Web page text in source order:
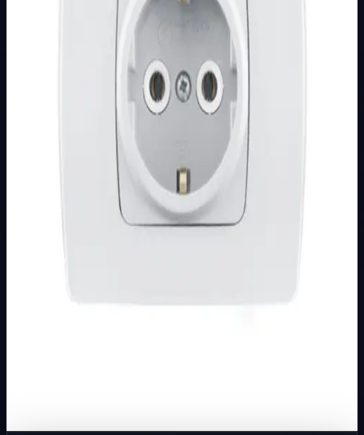
Prezentacijski prikaz bez cijena, košarice, zaliha i
Kratak pregled
Broj artikla: 17.01.051 Ugradnja: Ugradnja u zid u montažnu
kutiju O60 mm Nazivne vrijednosti: 16A/250V Stupanj
zaštite: IP20 Dimenzije: 88&…
Dostupno za kupnju u internetskoj trgovini Živić-